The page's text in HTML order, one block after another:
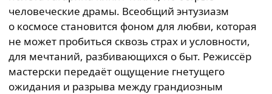
человеческие драмы. Всеобщий энтузиазм
о космосе становится фоном для любви, которая
не может пробиться сквозь страх и условности,
для мечтаний, разбивающихся о быт. Режиссёр
мастерски передаёт ощущение гнетущего
ожидания и разрыва между грандиозным